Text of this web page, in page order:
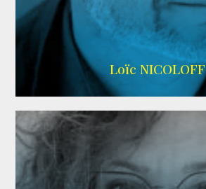
Wikipedia
Loïc NICOLOFF